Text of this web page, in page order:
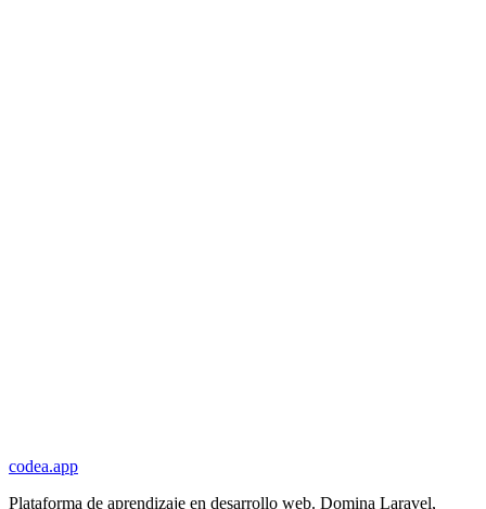
codea.app
Plataforma de aprendizaje en desarrollo web. Domina Laravel,